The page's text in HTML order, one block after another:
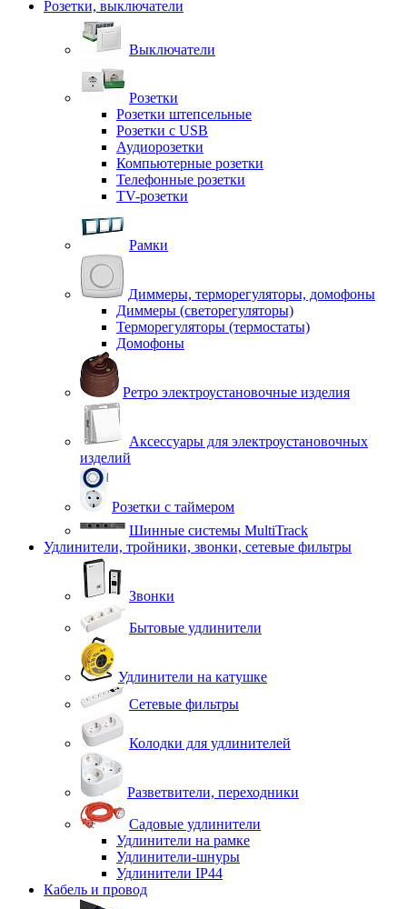
Розетки, выключатели
Выключатели
Розетки
Розетки штепсельные
Розетки с USB
Аудиорозетки
Компьютерные розетки
Телефонные розетки
TV-розетки
Рамки
Диммеры, терморегуляторы, домофоны
Диммеры (светорегуляторы)
Терморегуляторы (термостаты)
Домофоны
Ретро электроустановочные изделия
Аксессуары для электроустановочных
изделий
Розетки с таймером
Шинные системы MultiTrack
Удлинители, тройники, звонки, сетевые фильтры
Звонки
Бытовые удлинители
Удлинители на катушке
Сетевые фильтры
Колодки для удлинителей
Разветвители, переходники
Садовые удлинители
Удлинители на рамке
Удлинители-шнуры
Удлинители IP44
Кабель и провод